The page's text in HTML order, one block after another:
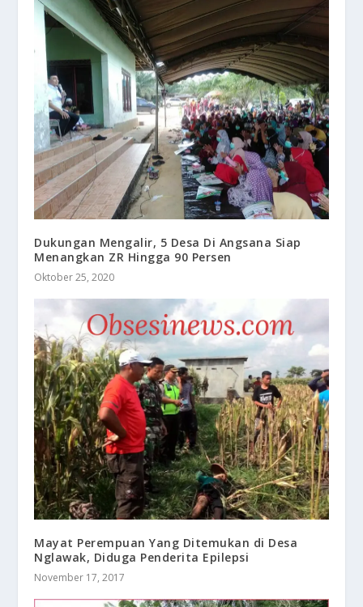
Dukungan Mengalir, 5 Desa Di Angsana Siap
Menangkan ZR Hingga 90 Persen
Oktober 25, 2020
Mayat Perempuan Yang Ditemukan di Desa
Nglawak, Diduga Penderita Epilepsi
November 17, 2017